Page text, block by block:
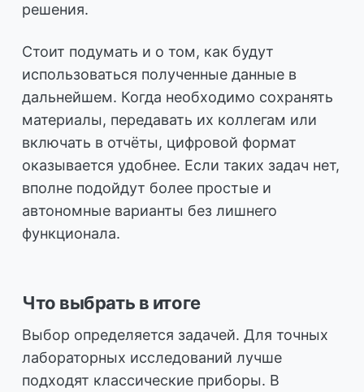
решения.
Стоит подумать и о том, как будут
использоваться полученные данные в
дальнейшем. Когда необходимо сохранять
материалы, передавать их коллегам или
включать в отчёты, цифровой формат
оказывается удобнее. Если таких задач нет,
вполне подойдут более простые и
автономные варианты без лишнего
функционала.
Что выбрать в итоге
Выбор определяется задачей. Для точных
лабораторных исследований лучше
подходят классические приборы. В